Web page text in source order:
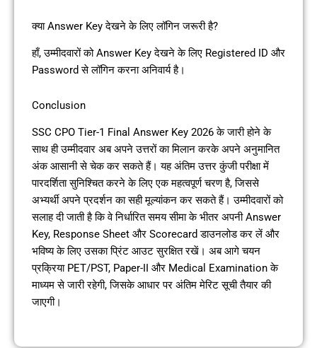
क्या Answer Key देखने के लिए लॉगिन जरूरी है?
हाँ, उम्मीदवारों को Answer Key देखने के लिए Registered ID और
Password से लॉगिन करना अनिवार्य है।
Conclusion
SSC CPO Tier-1 Final Answer Key 2026 के जारी होने के
साथ ही उम्मीदवार अब अपने उत्तरों का मिलान करके अपने अनुमानित
अंक आसानी से चेक कर सकते हैं। यह अंतिम उत्तर कुंजी परीक्षा में
पारदर्शिता सुनिश्चित करने के लिए एक महत्वपूर्ण चरण है, जिससे
अभ्यर्थी अपने प्रदर्शन का सही मूल्यांकन कर सकते हैं। उम्मीदवारों को
सलाह दी जाती है कि वे निर्धारित समय सीमा के भीतर अपनी Answer
Key, Response Sheet और Scorecard डाउनलोड कर लें और
भविष्य के लिए उसका प्रिंट आउट सुरक्षित रखें। अब आगे चयन
प्रक्रिया PET/PST, Paper-II और Medical Examination के
माध्यम से जारी रहेगी, जिसके आधार पर अंतिम मेरिट सूची तैयार की
जाएगी।